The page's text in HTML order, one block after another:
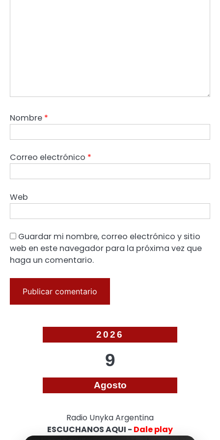
Nombre *
Correo electrónico *
Web
Guardar mi nombre, correo electrónico y sitio
web en este navegador para la próxima vez que
haga un comentario.
2026
9
Agosto
Radio Unyka Argentina
ESCUCHANOS AQUI - Dale play